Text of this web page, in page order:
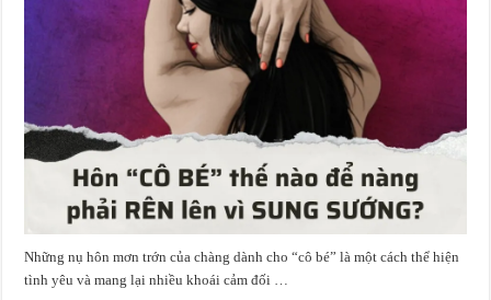
Những nụ hôn mơn trớn của chàng dành cho “cô bé” là một cách thể hiện
tình yêu và mang lại nhiều khoái cảm đối …